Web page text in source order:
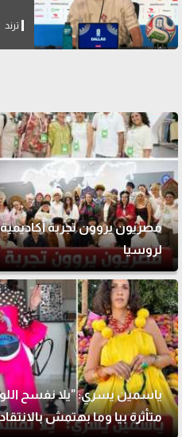
ترند
مصريون يروون تجربة أكاديمية
لروسيا
متأثرة بيا وما بهتمش